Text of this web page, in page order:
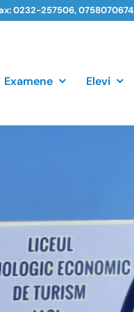
0232-257506, 0758070674
Examene Elevi